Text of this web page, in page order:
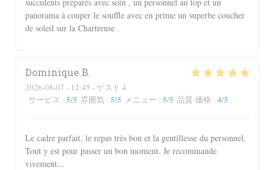
panorama à couper le souffle avec en prime un superbe coucher
de soleil sur la Chartreuse .
Dominique B
2026-08-07 - 12:45 - ゲスト 4
サービス : 5/5 雰囲気 : 5/5 メニュー : 5/5 品質-価格 : 4/5
Le cadre parfait, le repas très bon et la gentillesse du personnel.
Tout y est pour passer un bon moment. Je recommande
vivement...